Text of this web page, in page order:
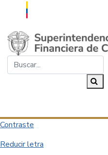
Saltar al contenido principal
Contraste
Reducir letra